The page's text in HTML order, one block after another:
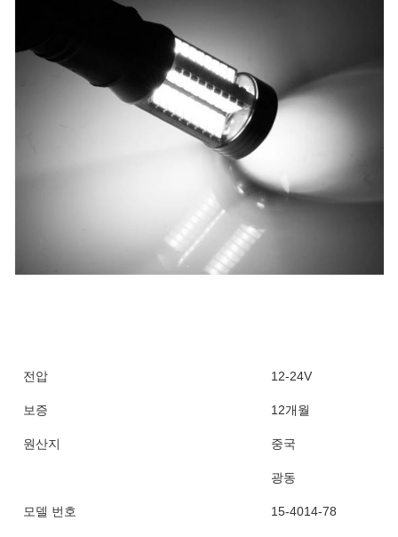
전압 12-24V
보증 12개월
원산지 중국
광동
모델 번호 15-4014-78